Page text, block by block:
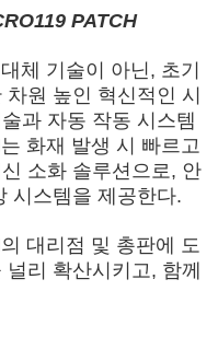
PATCH
체 기술이 아닌, 초기
원 높인 혁신적인 시
과 자동 작동 시스템
화재 발생 시 빠르고
소화 솔루션으로, 안
시스템을 제공한다.
대리점 및 총판에 도
리 확산시키고, 함께